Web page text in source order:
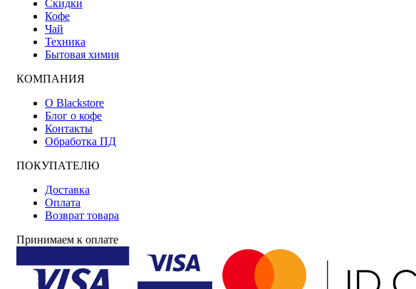
Скидки
Кофе
Чай
Техника
Бытовая химия
КОМПАНИЯ
О Blackstore
Блог о кофе
Контакты
Обработка ПД
ПОКУПАТЕЛЮ
Доставка
Оплата
Возврат товара
Принимаем к оплате